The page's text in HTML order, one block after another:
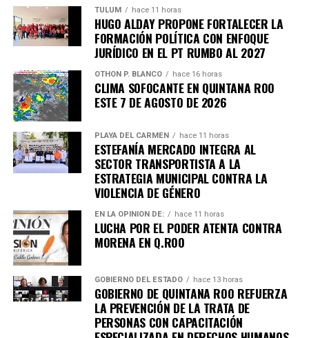
acciones delNuevo Acuerdo por el Bienestar y
Desarrollo de Quintana Roo , impulsado por la
gobernadora
Mara Lezama Espinosa, al acercar la ciencia
a la población y fortalecer la participación ciudadana en la
conservación del patrimonio natural.
La FPMC reiteró la invitación a toda la comunidad para
participar en esta experiencia educativa que permitirá
descubrir la extraordinaria diversidad de los murciélagos y
comprender su papel vital en la naturaleza.
Fuente: 5to Poder Agencia de Noticias
TULUM hace 11 horas
HUGO ALDAY PROPONE FORTALECER LA
FORMACIÓN POLÍTICA CON ENFOQUE
JURÍDICO EN EL PT RUMBO AL 2027
OTHON P. BLANCO hace 16 horas
CLIMA SOFOCANTE EN QUINTANA ROO
ESTE 7 DE AGOSTO DE 2026
PLAYA DEL CARMEN hace 11 horas
ESTEFANÍA MERCADO INTEGRA AL
SECTOR TRANSPORTISTA A LA
ESTRATEGIA MUNICIPAL CONTRA LA
VIOLENCIA DE GÉNERO
EN LA OPINIÓN DE: hace 11 horas
LUCHA POR EL PODER ATENTA CONTRA
MORENA EN Q.ROO
GOBIERNO DEL ESTADO hace 13 horas
GOBIERNO DE QUINTANA ROO REFUERZA
LA PREVENCIÓN DE LA TRATA DE
PERSONAS CON CAPACITACIÓN